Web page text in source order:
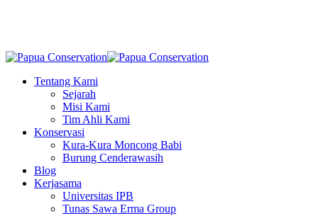
content
Menu
Tentang Kami
Sejarah
Misi Kami
Tim Ahli Kami
Konservasi
Kura-Kura Moncong Babi
Burung Cenderawasih
Blog
Kerjasama
Universitas IPB
Tunas Sawa Erma Group